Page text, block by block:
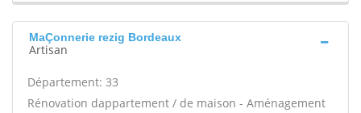
MaÇonnerie rezig Bordeaux
Artisan
Département: 33
Rénovation dappartement / de maison - Aménagement